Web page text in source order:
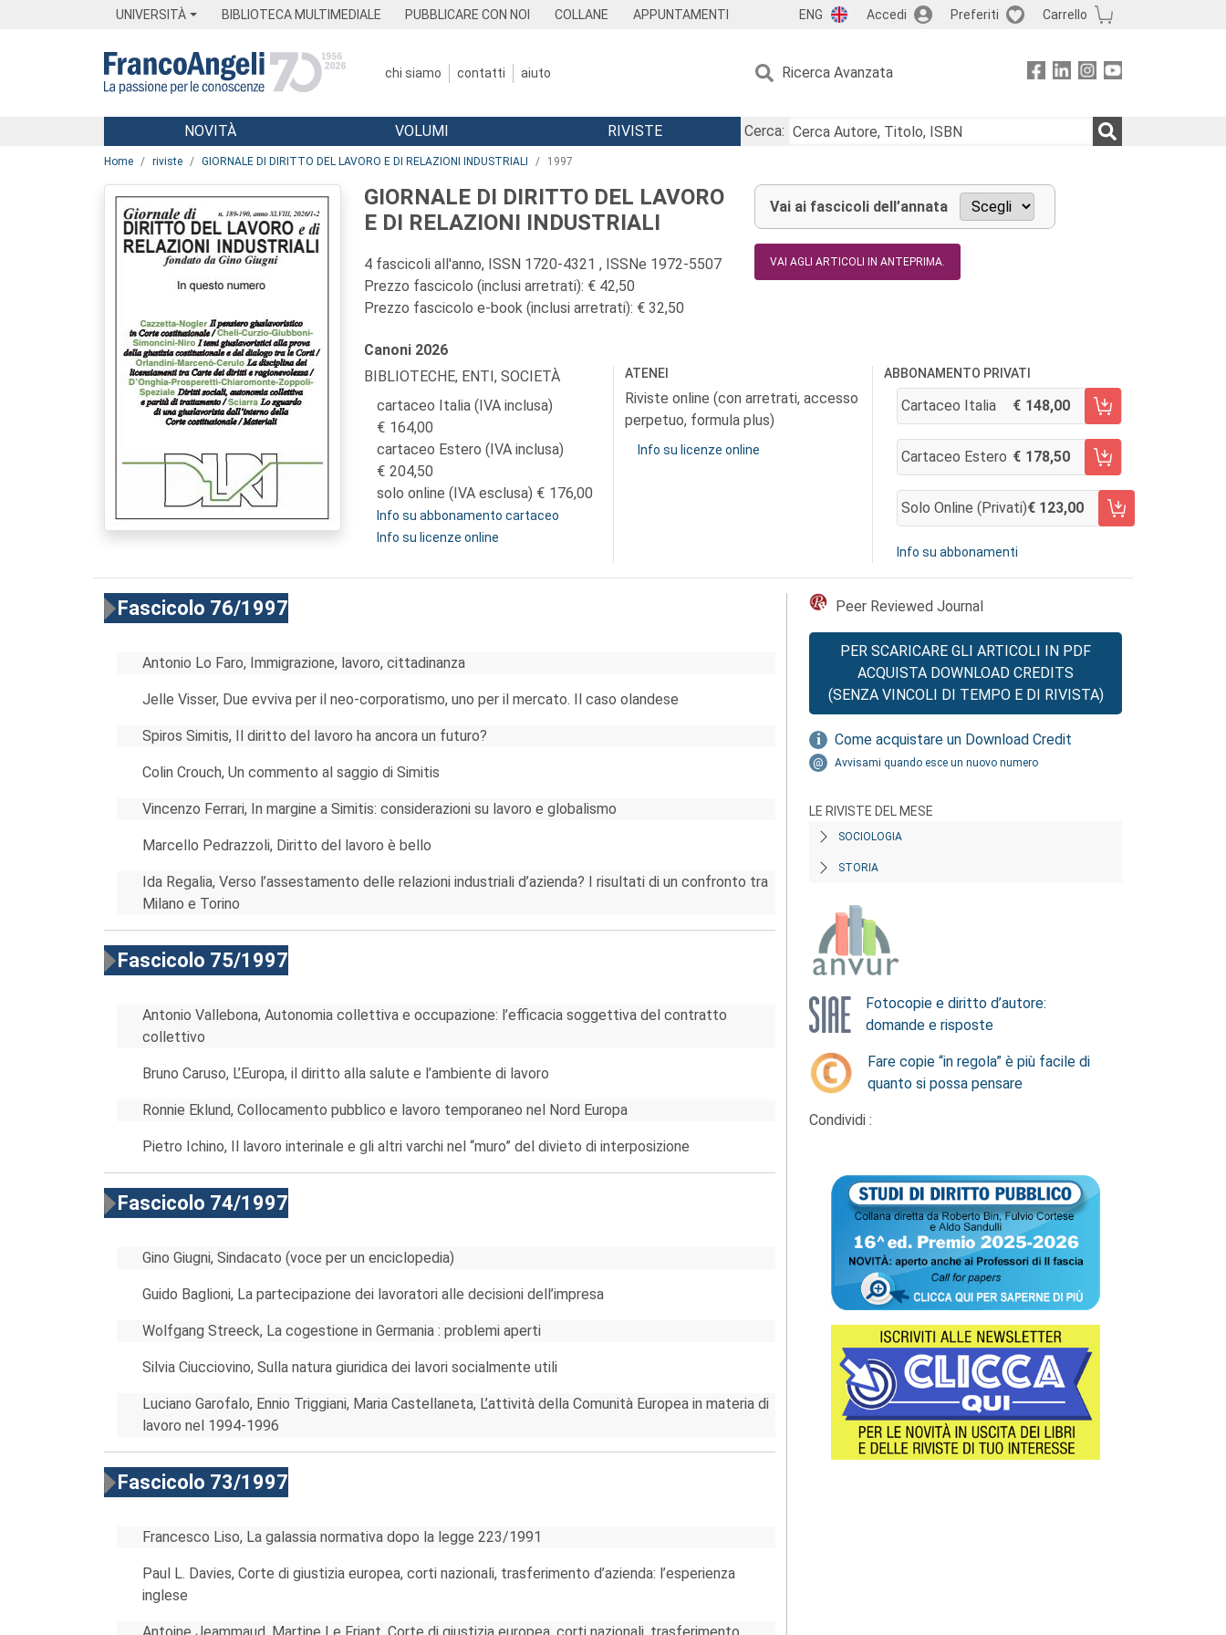
UNIVERSITÀ BIBLIOTECA MULTIMEDIALE PUBBLICARE CON NOI COLLANE APPUNTAMENTI ENG Accedi Preferiti Carrello
chi siamo contatti aiuto Ricerca Avanzata
Menu
NOVITÀ VOLUMI RIVISTE
Cerca:
Home riviste GIORNALE DI DIRITTO DEL LAVORO E DI RELAZIONI INDUSTRIALI 1997
GIORNALE DI DIRITTO DEL LAVORO
E DI RELAZIONI INDUSTRIALI
4 fascicoli all'anno, ISSN 1720-4321 , ISSNe 1972-5507
Prezzo fascicolo (inclusi arretrati): € 42,50
Prezzo fascicolo e-book (inclusi arretrati): € 32,50
Vai ai fascicoli dell’annata
VAI AGLI ARTICOLI IN ANTEPRIMA.
Canoni 2026
BIBLIOTECHE, ENTI, SOCIETÀ
cartaceo Italia (IVA inclusa)
164,00
cartaceo Estero (IVA inclusa)
204,50
solo online (IVA esclusa)
176,00
Info su abbonamento cartaceo
Info su licenze online
ATENEI
Riviste online (con arretrati, accesso
perpetuo, formula plus)
Info su licenze online
ABBONAMENTO PRIVATI
Cartaceo Italia 148,00
AGGIUNGI AL CARRELLO
Cartaceo Estero 178,50
AGGIUNGI AL CARRELLO
Solo Online (privati) 123,00
AGGIUNGI AL CARRELLO
Info su abbonamenti
Fascicolo 76/1997
Antonio Lo Faro, Immigrazione, lavoro, cittadinanza
Jelle Visser, Due evviva per il neo-corporatismo, uno per il mercato. Il caso olandese
Spiros Simitis, Il diritto del lavoro ha ancora un futuro?
Colin Crouch, Un commento al saggio di Simitis
Vincenzo Ferrari, In margine a Simitis: considerazioni su lavoro e globalismo
Marcello Pedrazzoli, Diritto del lavoro è bello
Ida Regalia, Verso l’assestamento delle relazioni industriali d’azienda? I risultati di un confronto tra
Milano e Torino
Fascicolo 75/1997
Antonio Vallebona, Autonomia collettiva e occupazione: l’efficacia soggettiva del contratto
collettivo
Bruno Caruso, L’Europa, il diritto alla salute e l’ambiente di lavoro
Ronnie Eklund, Collocamento pubblico e lavoro temporaneo nel Nord Europa
Pietro Ichino, Il lavoro interinale e gli altri varchi nel “muro” del divieto di interposizione
Fascicolo 74/1997
Gino Giugni, Sindacato (voce per un enciclopedia)
Guido Baglioni, La partecipazione dei lavoratori alle decisioni dell’impresa
Wolfgang Streeck, La cogestione in Germania : problemi aperti
Silvia Ciucciovino, Sulla natura giuridica dei lavori socialmente utili
Luciano Garofalo, Ennio Triggiani, Maria Castellaneta, L’attività della Comunità Europea in materia di
lavoro nel 1994-1996
Fascicolo 73/1997
Francesco Liso, La galassia normativa dopo la legge 223/1991
Paul L. Davies, Corte di giustizia europea, corti nazionali, trasferimento d’azienda: l’esperienza
inglese
Peer Reviewed Journal
PER SCARICARE GLI ARTICOLI IN PDF
ACQUISTA DOWNLOAD CREDITS
(SENZA VINCOLI DI TEMPO E DI RIVISTA)
Come acquistare un Download Credit
Avvisami quando esce un nuovo numero
LE RIVISTE DEL MESE
SOCIOLOGIA
STORIA
Fotocopie e diritto d’autore:
domande e risposte
Fare copie “in regola” è più facile di
quanto si possa pensare
Condividi :